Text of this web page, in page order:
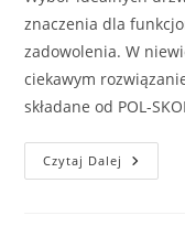
znaczenia dla
zadowolenia. W
ciekawym
składane od POL-
Czytaj Dalej Drzwi